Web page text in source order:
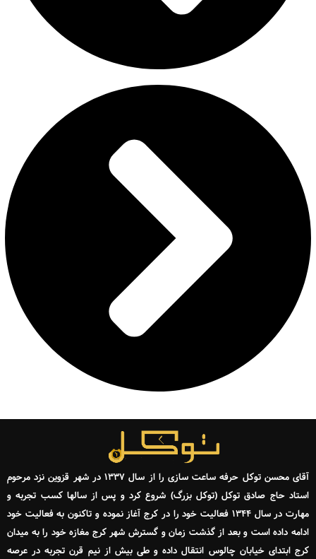
آقای محسن توکل حرفه ساعت سازی را از سال ۱۳۳۷ در شهر قزوین نزد مرحوم
استاد حاج صادق توکل (توکل بزرگ) شروع کرد و پس از سالها کسب تجربه و
مهارت در سال ۱۳۴۴ فعالیت خود را در کرج آغاز نموده و تاکنون به فعالیت خود
ادامه داده است و بعد از گذشت زمان و گسترش شهر کرج مغازه خود را به میدان
کرج ابتدای خیابان چالوس انتقال داده و طی بیش از نیم قرن تجربه در عرصه